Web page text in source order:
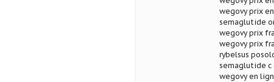
wegovy prix
semaglutide
wegovy prix
wegovy prix
rybelsus
semaglutide
wegovy en